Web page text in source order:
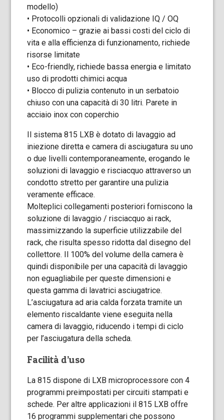
modello)
• Protocolli opzionali di validazione IQ / OQ
• Economico – grazie ai bassi costi del ciclo di
vita e alla efficienza di funzionamento, richiede
risorse limitate
• Eco-friendly, richiede bassa energia e limitato
uso di prodotti chimici acqua
• Blocco di pulizia contenuto in un serbatoio
chiuso con una capacità di 30 litri. Parete in
acciaio inox con coperchio
Il sistema 815 LXB è dotato di lavaggio ad
iniezione diretta e camera di asciugatura su uno
o due livelli contemporaneamente, erogando le
soluzioni di lavaggio e risciacquo attraverso un
condotto stretto per garantire una pulizia
veramente efficace.
Molteplici collegamenti posteriori forniscono la
soluzione di lavaggio / risciacquo ai rack,
massimizzando la superficie utilizzabile del
rack, che risulta spesso ridotta dal disegno del
collettore. Il 100% del volume della camera è
quindi disponibile per una capacità di lavaggio
non eguagliabile per queste dimensioni e
questa gamma di lavatrici asciugatrice.
L’asciugatura ad aria calda forzata tramite un
elemento riscaldante viene eseguita nella
camera di lavaggio, riducendo i tempi di ciclo
per l’asciugatura della scheda.
Facilità d’uso
La 815 dispone di LXB microprocessore con 4
programmi preimpostati per circuiti stampati e
schede. Per altre applicazioni il 815 LXB offre
16 programmi supplementari che possono